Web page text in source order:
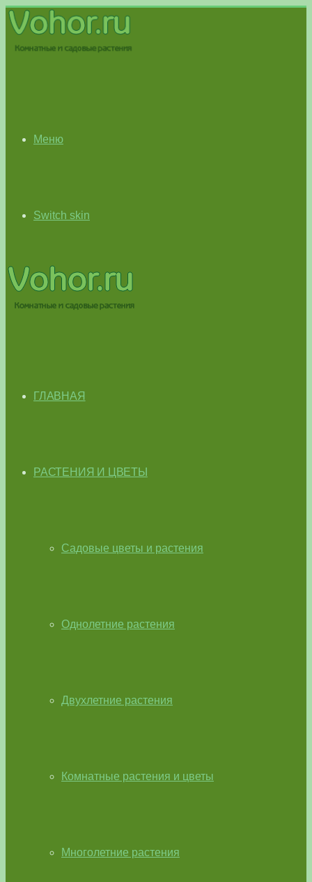
Меню
Switch skin
ГЛАВНАЯ
РАСТЕНИЯ И ЦВЕТЫ
Садовые цветы и растения
Однолетние растения
Двухлетние растения
Комнатные растения и цветы
Многолетние растения